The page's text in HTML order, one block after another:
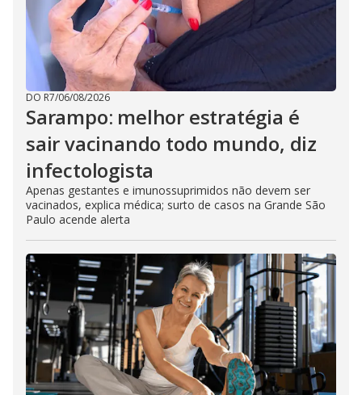
DO R7/06/08/2026
Sarampo: melhor estratégia é
sair vacinando todo mundo, diz
infectologista
Apenas gestantes e imunossuprimidos não devem ser
vacinados, explica médica; surto de casos na Grande São
Paulo acende alerta